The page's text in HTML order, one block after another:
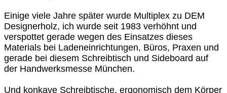
Einige viele Jahre später wurde Multiplex zu DEM
Designerholz, ich wurde seit 1983 verhöhnt und
verspottet gerade wegen des Einsatzes dieses
Materials bei Ladeneinrichtungen, Büros, Praxen und
gerade bei diesem Schreibtisch und Sideboard auf
der Handwerksmesse München.
Und konkave Schreibtische, ergonomisch dem Körper